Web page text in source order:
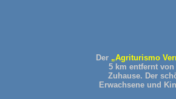
Der „Agriturismo
5 km entfernt von
Zuhause. Der
Erwachsene und